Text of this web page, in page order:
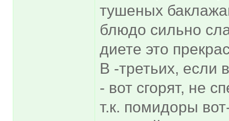
тушеных
блюдо сильно
диете это
В -третьих, если
- вот сгорят, не
т.к. помидоры